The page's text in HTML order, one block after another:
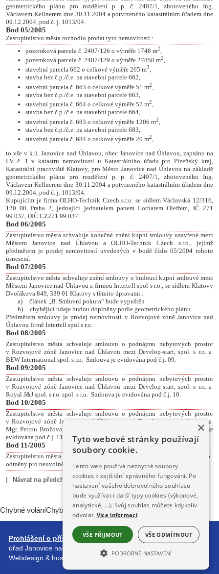
geometrického plánu pro rozdělení p. p. č. 2407/1, zhotoveného Ing.
Václavem Kellnerem dne 30.11.2004 a potvrzeného katastrálním úřadem dne
09.12.2004, pod č. j. 1013/04.
Bod 05/2005
Zastupitelstvo města rozhodlo prodat tyto nemovitosti :
pozemková parcela č. 2407/126 o výměře 1748 m2
pozemková parcela č. 2407/129 o výměře 27858 m2
stavební parcela 662 o celkové výměře 265 m2,
stavba bez č.p./č.e. na stavební parcele 662,
stavební parcela č. 663 o celkové výměře 51 m2
stavba bez č.p./č.e. na stavební parcele 663,
stavební parcela č. 664 o celkové výměře 57 m2,
stavba bez č.p./č.e. na stavební parcele 664,
stavební parcela č. 683 o celkové výměře 1206 m2
stavba bez č.p./č.e. na stavební parcele 683,
stavební parcela č. 684 o celkové výměře 20 m2,
to vše v k.ú. Janovice nad Úhlavou, obec Janovice nad Úhlavou, zapsáno na
LV č. 1 v katastru nemovitostí u Katastrálního úřadu pro Plzeňský kraj,
Katastrální pracoviště Klatovy, pro Město Janovice nad Úhlavou na základě
geometrického plánu pro rozdělení p. p. č. 2407/1, zhotoveného Ing.
Václavem Kellnerem dne 30.11.2004 a potvrzeného katastrálním úřadem dne
09.12.2004, pod č. j. 1013/04.
Kupujícím je firma OLHO-Technik Czech s.r.o. se sídlem Václavská 12/316,
120 00 Praha 2, jednající jednatelem panem Lotharem Oleffem, IČ 271
99 037,DIČ CZ271 99 037.
Bod 06/2005
Zastupitelstvo města schvaluje konečné znění kupní smlouvy uzavřené mezi
Městem Janovice nad Úhlavou a OLHO-Technik Czech s.r.o., jejímž
předmětem je prodej nemovitostí uvedených v bodě číslo 05/2004 tohoto
usnesení.
Bod 07/2005
Zastupitelstvo města schvaluje znění smlouvy o budoucí kupní smlouvě mezi
Městem Janovice nad Úhlavou a firmou Intertell spol s r.o., se sídlem Klatovy
Dvořákova 849, 339 01 Klatovy s těmito úpravami :
a)
článek „B. Smluvní pokuta“ bude vypuštěn
b)
chybějící údaje budou doplněny podle geometrického plánu.
Předmětem smlouvy je prodej nemovitostí v Rozvojové zóně Janovice nad
Úhlavou firmě Intertell spol s r.o.
Bod 08/2005
Zastupitelstvo města schvaluje smlouvu o podnájmu nebytových prostor
v Rozvojové zóně Janovice nad Úhlavou mezi Develop-start, spol. s r.o. a
BEW International spol. s r.o. Smlouva je evidována pod č.j. 09.
Bod 09/2005
Zastupitelstvo města schvaluje smlouvu o podnájmu nebytových prostor
v Rozvojové zóně Janovice nad Úhlavou mezi Develop-start, spol. s r.o. a
Royal J&J spol. s r.o. spol. s r.o. Smlouva je evidována pod č.j. 10.
Bod 10/2005
Zastupitelstvo města schvaluje smlouvu o podnájmu nebytových prostor
v Rozvojové zóně Janovice nad Úhlavou mezi Develop-start, spol. s r.o. a
Mgr. Petrou Brožovou, Veselí 5, 340 21 Janovice nad Úhlavou.
Smlouva je
evidována pod č.j. 11.
Bod 11/2005
Zastupitelstvo města schvaluje v souladu s Nařízením vlády č. 697/2004 Sb.
odměny pro neuvolněné členy zastupitelstva města.
Návrat na předchozí stránku |
Chybné voláníChybné volání
Prohlášení o přístupnosti | Obsah stránek spravuje: Městský
úřad Janovice nad Úhlavou,
redakčním systémem DynaWeb
Webdesign & hosting :
ŠumavaNet.CZ
×
Tyto webové stránky používají
soubory cookie.
Tento web používá nezbytné soubory
cookies k zajištění správného fungování. Po
nastavení vašeho dobrovolného souhlasu
bude využívat i další typy cookies (výkonové,
analytické, …). Svůj souhlas můžete kdykoliv
odvolat. Více informací
VŠE PŘIJMOUT VŠE ODMÍTNOUT
PODROBNÉ NASTAVENÍ
NEZBYTNĚ NUTNÉ SOUBORY